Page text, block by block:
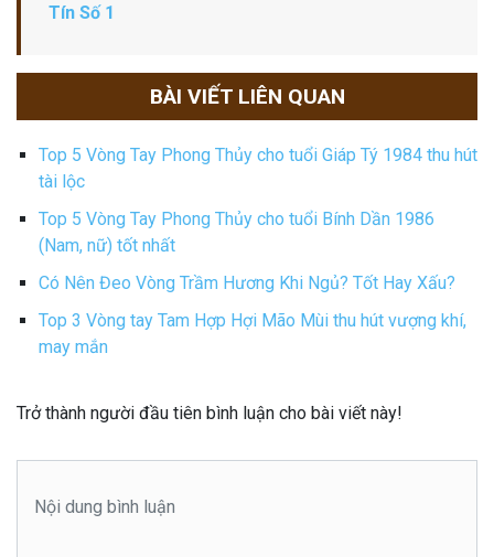
Tín Số 1
BÀI VIẾT LIÊN QUAN
Top 5 Vòng Tay Phong Thủy cho tuổi Giáp Tý 1984 thu hút
tài lộc
Top 5 Vòng Tay Phong Thủy cho tuổi Bính Dần 1986
(Nam, nữ) tốt nhất
Có Nên Đeo Vòng Trầm Hương Khi Ngủ? Tốt Hay Xấu?
Top 3 Vòng tay Tam Hợp Hợi Mão Mùi thu hút vượng khí,
may mắn
Trở thành người đầu tiên bình luận cho bài viết này!